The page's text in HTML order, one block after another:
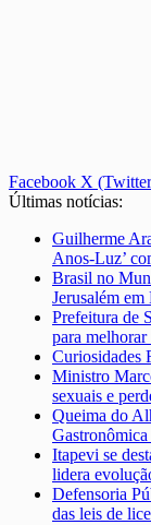
Facebook X
Últimas notícias:
Guilherme
Anos-Luz’
Brasil no
Jerusalém em
Prefeitura de
para
Curiosidades
Ministro
sexuais e
Queima do
Itapevi se
lidera
Defensoria
das leis de